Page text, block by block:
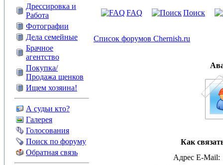
Дрессировка и
Работа
Фотографии
Дела семейные
Брачное
агентство
Покупка/
Продажа щенков
Ищем хозяина!
А судьи кто?
Галерея
Голосования
Поиск по форуму
Обратная связь
FAQ Поиск
Список форумов Chernish.ru
Как
Адрес E-Mail: